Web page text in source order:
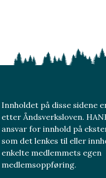
Innholdet på disse sidene
etter Åndsverksloven.
ansvar for innhold på
som det lenkes til eller
enkelte medlemmets egen
medlemsoppføring.